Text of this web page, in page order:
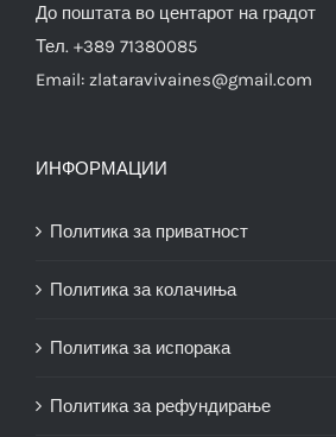
До поштата во центарот на градот
Тел. +389 71380085
Email: zlataravivaines@gmail.com
ИНФОРМАЦИИ
Политика за приватност
Политика за колачиња
Политика за испорака
Политика за рефундирање